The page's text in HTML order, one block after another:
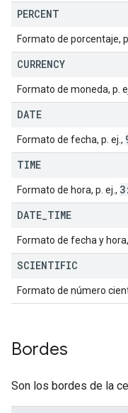
PERCENT
Formato de porcentaje,
CURRENCY
Formato de moneda, p.
DATE
Formato de fecha, p. ej.,
TIME
Formato de hora, p. ej.,
DATE TIME
Formato de fecha y
SCIENTIFIC
Formato de número
Bordes
Son los bordes de la